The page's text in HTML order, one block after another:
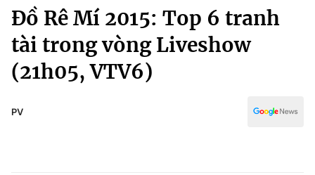
Chuyên mục
Chính trị
Xã hội
Pháp luật
Kinh tế
Thể thao
Truyền hình
Văn hóa - Giải trí
Đồ Rê Mí 2015: Top 6 tranh
tài trong vòng Liveshow
(21h05, VTV6)
PV